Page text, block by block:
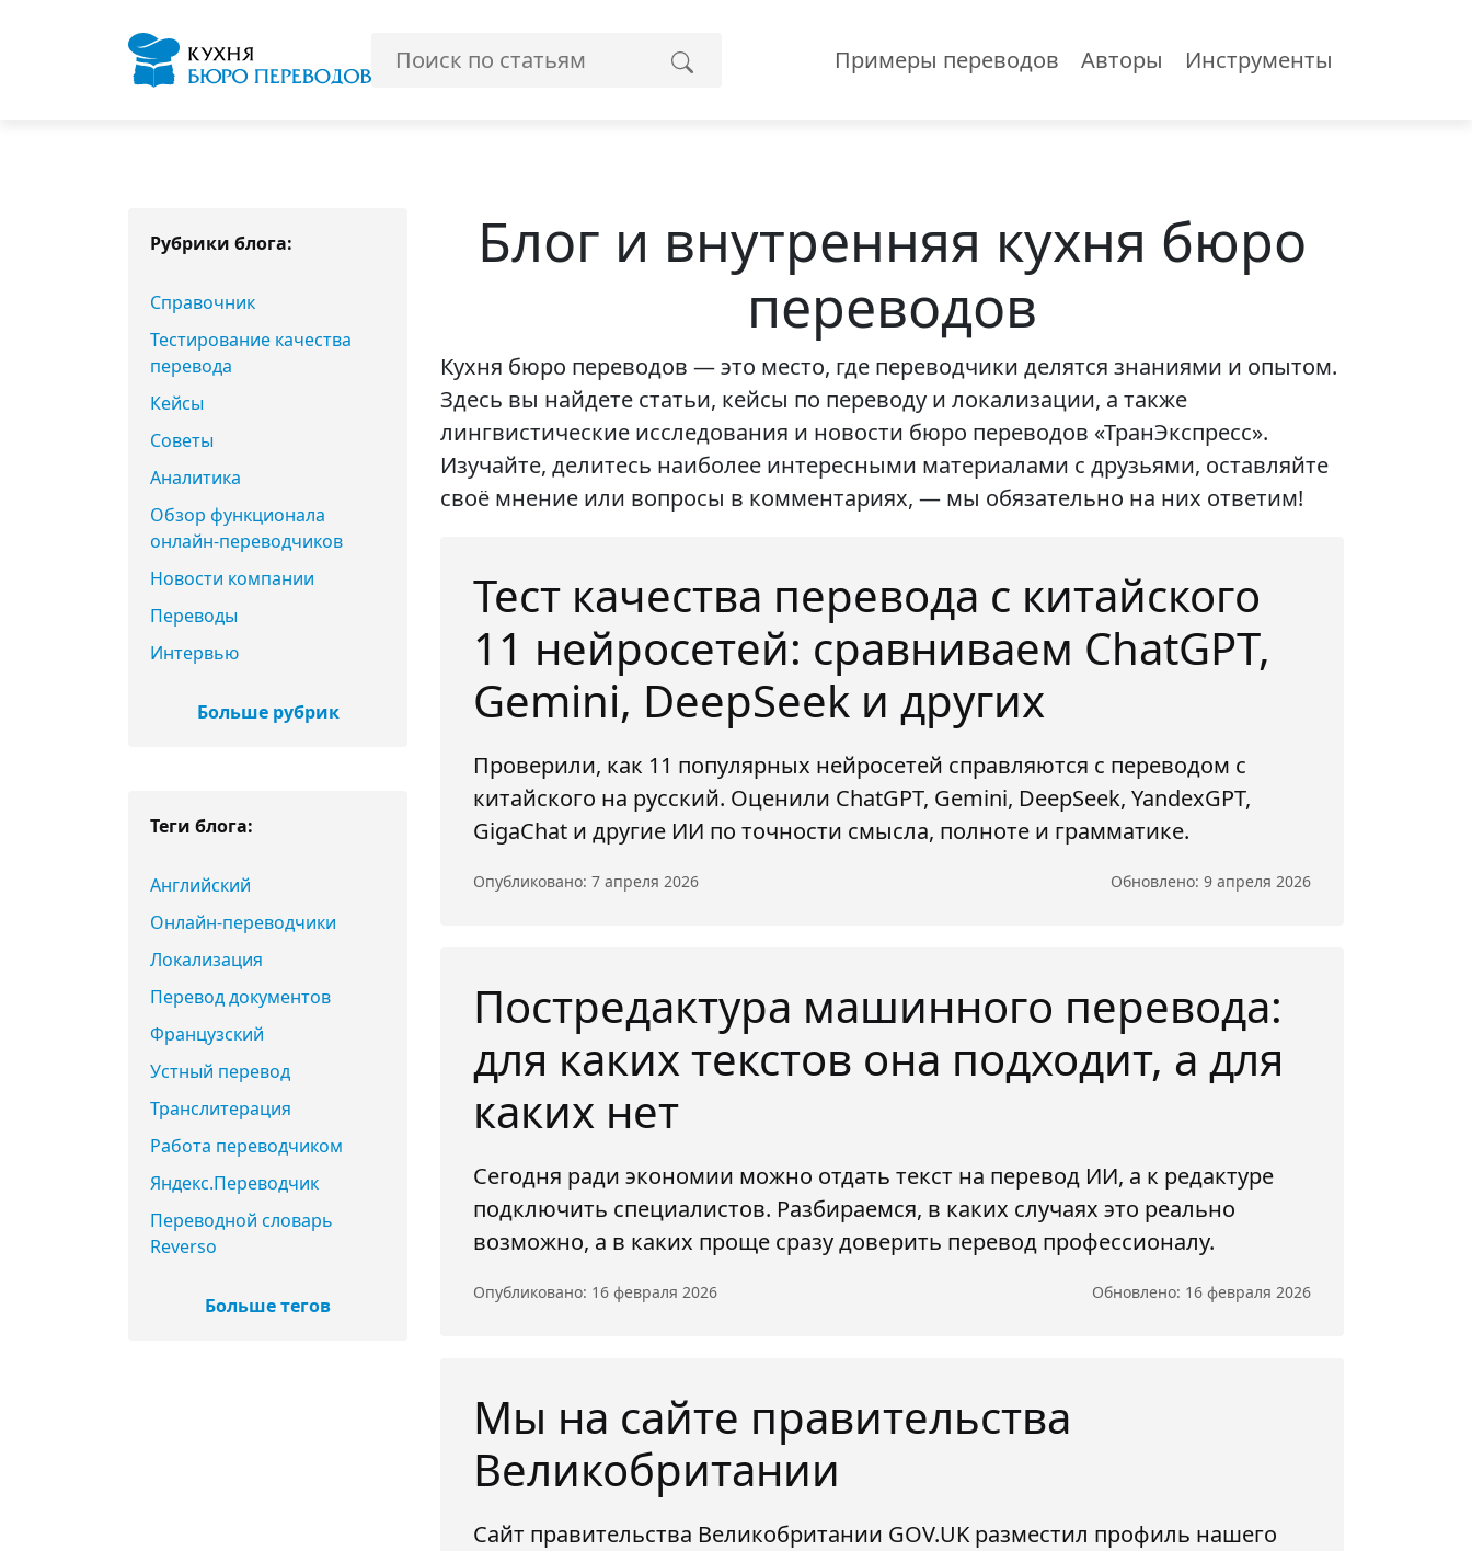
Примеры переводов Авторы Инструменты
Рубрики блога:
Справочник
Тестирование качества
перевода
Кейсы
Советы
Аналитика
Обзор функционала
онлайн-переводчиков
Новости компании
Переводы
Интервью
Больше рубрик
Теги блога:
Английский
Онлайн-переводчики
Локализация
Перевод документов
Французский
Устный перевод
Транслитерация
Работа переводчиком
Яндекс.Переводчик
Переводной словарь
Reverso
Больше тегов
Блог и внутренняя кухня бюро
переводов
Кухня бюро переводов — это место, где переводчики делятся знаниями и опытом.
Здесь вы найдете статьи, кейсы по переводу и локализации, а также
лингвистические исследования и новости бюро переводов «ТранЭкспресс».
Изучайте, делитесь наиболее интересными материалами с друзьями, оставляйте
своё мнение или вопросы в комментариях, — мы обязательно на них ответим!
Тест качества перевода с китайского
11 нейросетей: сравниваем ChatGPT,
Gemini, DeepSeek и других
Проверили, как 11 популярных нейросетей справляются с переводом с
китайского на русский. Оценили ChatGPT, Gemini, DeepSeek, YandexGPT,
GigaChat и другие ИИ по точности смысла, полноте и грамматике.
Опубликовано: 7 апреля 2026 Обновлено: 9 апреля 2026
Постредактура машинного перевода:
для каких текстов она подходит, а для
каких нет
Сегодня ради экономии можно отдать текст на перевод ИИ, а к редактуре
подключить специалистов. Разбираемся, в каких случаях это реально
возможно, а в каких проще сразу доверить перевод профессионалу.
Опубликовано: 16 февраля 2026 Обновлено: 16 февраля 2026
Мы на сайте правительства
Великобритании
Сайт правительства Великобритании GOV.UK разместил профиль нашего